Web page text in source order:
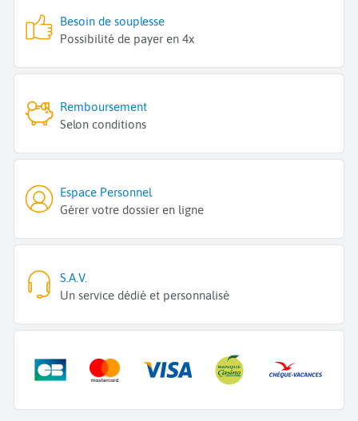
Besoin de souplesse
Possibilité de payer en 4x
Remboursement
Selon conditions
Espace Personnel
Gérer votre dossier en ligne
S.A.V.
Un service dédié et personnalisé